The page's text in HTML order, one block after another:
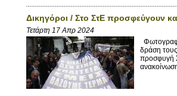
Δικηγόροι / Στο ΣτΕ προσφεύγουν
Τετάρτη 17 Απρ 2024
δράση τους
προσφυγή